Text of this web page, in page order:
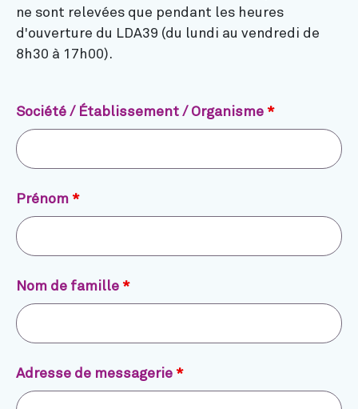
ne sont relevées que pendant les heures
d'ouverture du LDA39 (du lundi au vendredi de
8h30 à 17h00).
Société / Établissement / Organisme *
Prénom *
Nom de famille *
Adresse de messagerie *